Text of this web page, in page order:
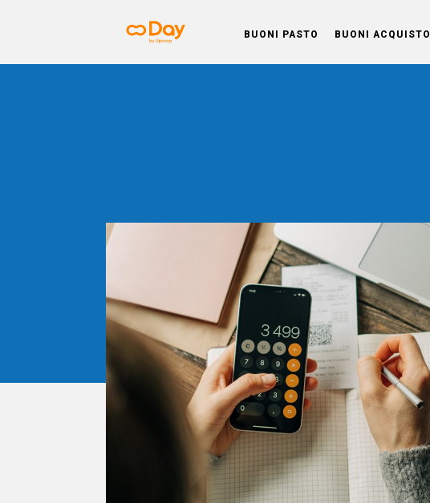
BUONI PASTO BUONI ACQUISTO
Day BLOG
Soluzioni studiate per offrire un piano di
Welfare che rispetti le esigenze delle
imprese e migliori l’equilibrio tra vita
professionale e privata dei dipendenti.